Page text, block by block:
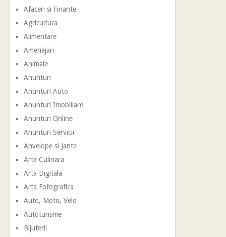
Afaceri si Finante
Agricultura
Alimentare
Amenajari
Animale
Anunturi
Anunturi Auto
Anunturi Imobiliare
Anunturi Online
Anunturi Servicii
Anvelope si Jante
Arta Culinara
Arta Digitala
Arta Fotografica
Auto, Moto, Velo
Autoturisme
Bijuterii